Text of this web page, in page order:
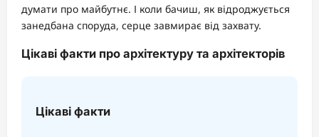
думати про майбутнє. І коли бачиш, як відроджується
занедбана споруда, серце завмирає від захвату.
Цікаві факти про архітектуру та архітекторів
Цікаві факти